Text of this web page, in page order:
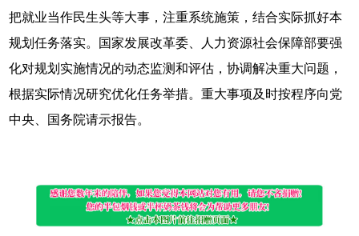
把就业当作民生头等大事，注重系统施策，结合实际抓好本
规划任务落实。国家发展改革委、人力资源社会保障部要强
化对规划实施情况的动态监测和评估，协调解决重大问题，
根据实际情况研究优化任务举措。重大事项及时按程序向党
中央、国务院请示报告。